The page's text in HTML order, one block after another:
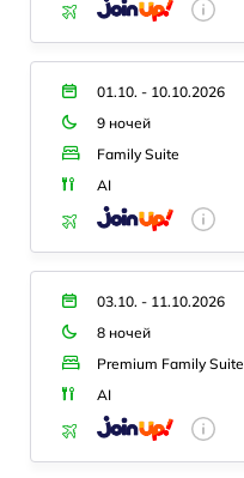
01.10. - 10.10.2026
9 ночей
Family Suite
AI
03.10. - 11.10.2026
8 ночей
Premium Family Suite
AI